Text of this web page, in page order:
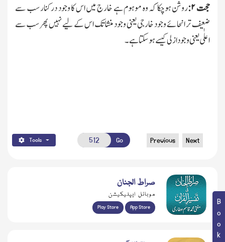
حجت۲: روشن ہوچکا کہ وہ موہوم ہے خارج میں اس کا وجود درکنار سب سے
ضعیف تر انحائے وجود خارجی یعنی وجود منشا تك اس کے لیے نہیں پھر سب سے
اعلٰی یعنی وجود ازلی کیسے ہوسکتاہے۔
Tools Go Previous Next
صراط الجنان
موبائل ایپلیکیشن
Play Store App Store